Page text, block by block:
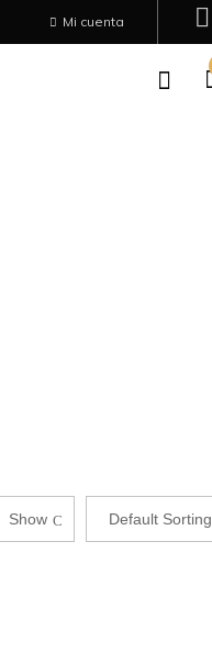
Mi cuenta
Default Sorting
Show